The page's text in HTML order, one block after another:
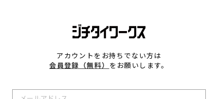
アカウントをお持ちでない方は
会員登録（無料） をお願いします。